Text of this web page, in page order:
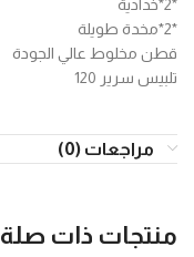
*2*خدادية
*2*مخدة طويلة
قطن مخلوط عالي الجودة
تلبيس سرير 120
مراجعات (0)
منتجات ذات صلة